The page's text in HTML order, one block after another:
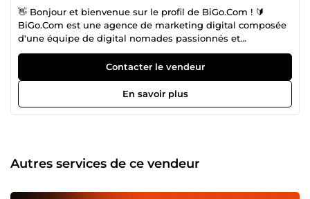
👋 Bonjour et bienvenue sur le profil de BiGo.Com ! 🔰
BiGo.Com est une agence de marketing digital composée
d'une équipe de digital nomades passionnés et
expérimentés. Nous sommes spécialisés dans : 👉
Marketing digital &amp; Gestion des réseaux sociaux 👉
Community Management 👉 Rédaction web optimisée
SEO 👉 Copywriting, storytelling &amp; création de
contenu web 👉 Référencement naturel (SEO) &amp;
WordPress 👉 Développement web &amp; conception de
sites e-commerce ou vitrines 👉 E-commerce &amp;
Contacter le vendeur
En savoir plus
Autres services de ce vendeur